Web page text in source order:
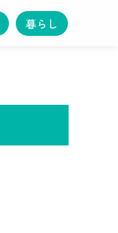
暮らし